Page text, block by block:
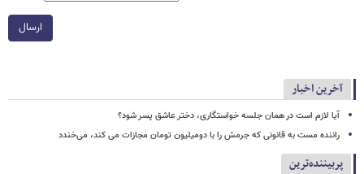
ارسال
آخرین اخبار
آیا لازم است در همان جلسه خواستگاری، دختر عاشق پسر شود؟
راننده مست به قانونی که جرمش را با دومیلیون تومان مجازات می کند، می‌خندد
پربیننده‌ترین